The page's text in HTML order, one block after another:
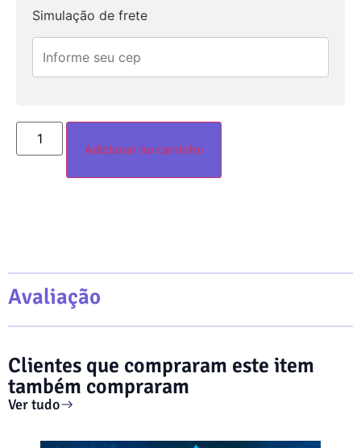
Simulação de frete
Adicionar ao carrinho
Avaliação
Clientes que compraram este item
também compraram
Ver tudo